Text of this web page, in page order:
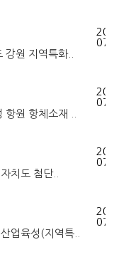
원 지역특화..
원 항체소재 ..
치도 첨단..
업육성(지역특..